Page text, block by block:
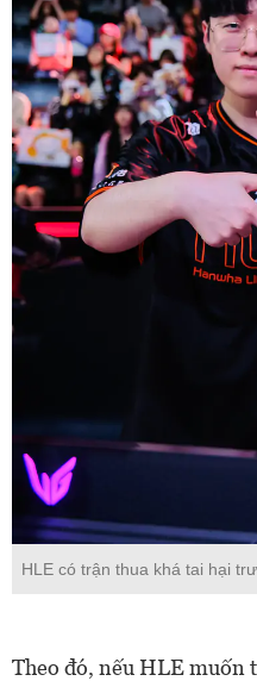
HLE có trận thua khá tai hại
Theo đó, nếu HLE muốn